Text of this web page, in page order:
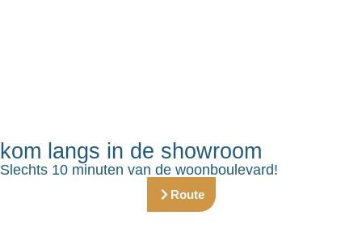
kom langs in de showroom
Slechts 10 minuten van de woonboulevard!
Route